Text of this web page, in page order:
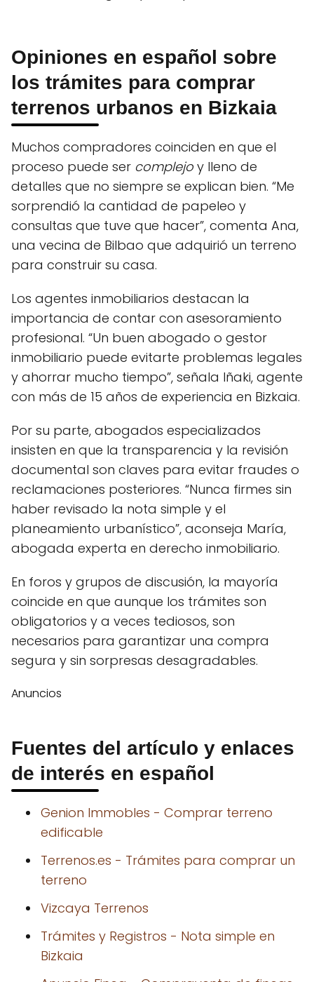
Opiniones en español sobre
los trámites para comprar
terrenos urbanos en Bizkaia
Muchos compradores coinciden en que el
proceso puede ser complejo y lleno de
detalles que no siempre se explican bien. “Me
sorprendió la cantidad de papeleo y
consultas que tuve que hacer”, comenta Ana,
una vecina de Bilbao que adquirió un terreno
para construir su casa.
Los agentes inmobiliarios destacan la
importancia de contar con asesoramiento
profesional. “Un buen abogado o gestor
inmobiliario puede evitarte problemas legales
y ahorrar mucho tiempo”, señala Iñaki, agente
con más de 15 años de experiencia en Bizkaia.
Por su parte, abogados especializados
insisten en que la transparencia y la revisión
documental son claves para evitar fraudes o
reclamaciones posteriores. “Nunca firmes sin
haber revisado la nota simple y el
planeamiento urbanístico”, aconseja María,
abogada experta en derecho inmobiliario.
En foros y grupos de discusión, la mayoría
coincide en que aunque los trámites son
obligatorios y a veces tediosos, son
necesarios para garantizar una compra
segura y sin sorpresas desagradables.
Anuncios
Fuentes del artículo y enlaces
de interés en español
Genion Immobles - Comprar terreno
edificable
Terrenos.es - Trámites para comprar un
terreno
Vizcaya Terrenos
Trámites y Registros - Nota simple en
Bizkaia